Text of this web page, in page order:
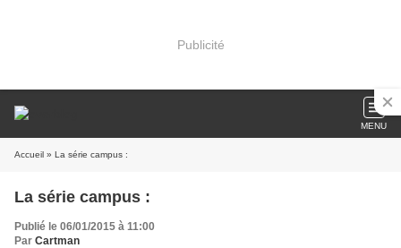
Publicité
MENU
Accueil » La série campus :
La série campus :
Publié le 06/01/2015 à 11:00
Par Cartman